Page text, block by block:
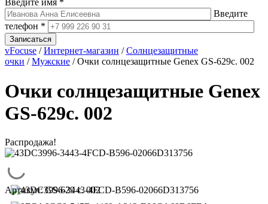
Введите имя *
Введите
телефон *
Записаться
vFocuse /Интернет-магазин /Солнцезащитные
очки /Мужские / Очки солнцезащитные Genex GS-629c. 002
Очки солнцезащитные Genex
GS-629c. 002
Распродажа!
Артикул:GS-629 c. 002